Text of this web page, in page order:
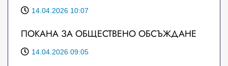
14.04.2026 10:07
ПОКАНА ЗА ОБЩЕСТВЕНО ОБСЪЖДАНЕ
14.04.2026 09:05